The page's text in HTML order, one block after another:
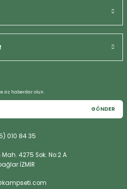
siz haberdar olun.
GÖNDER
010 84 35
Mah. 4275 Sok. No:2 A
İZMİR